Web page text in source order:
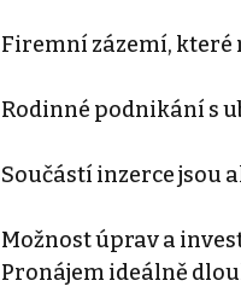
Firemní zázemí, které
Rodinné podnikání s
Součástí inzerce jsou
Možnost úprav a
Pronájem ideálně